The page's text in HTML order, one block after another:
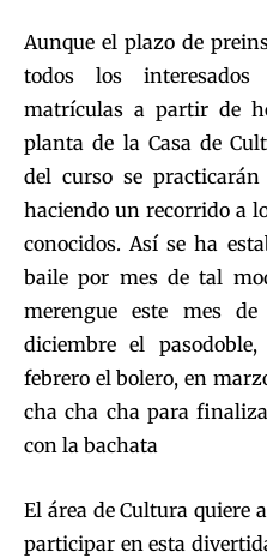
Aunque el plazo de
todos los
matrículas a partir de
planta de la Casa de
del curso se
haciendo un recorrido a
conocidos. Así se ha
baile por mes de tal
merengue este mes
diciembre el
febrero el bolero, en
cha cha cha para
con la bachata
El área de Cultura quiere
participar en esta